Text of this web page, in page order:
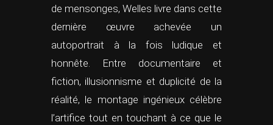
de mensonges, Welles livre dans cette
dernière œuvre achevée un
autoportrait à la fois ludique et
honnête. Entre documentaire et
fiction, illusionnisme et duplicité de la
réalité, le montage ingénieux célèbre
l’artifice tout en touchant à ce que le